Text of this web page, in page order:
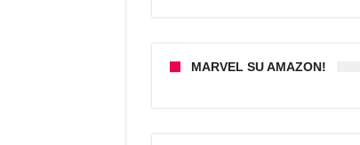
MARVEL SU AMAZON!